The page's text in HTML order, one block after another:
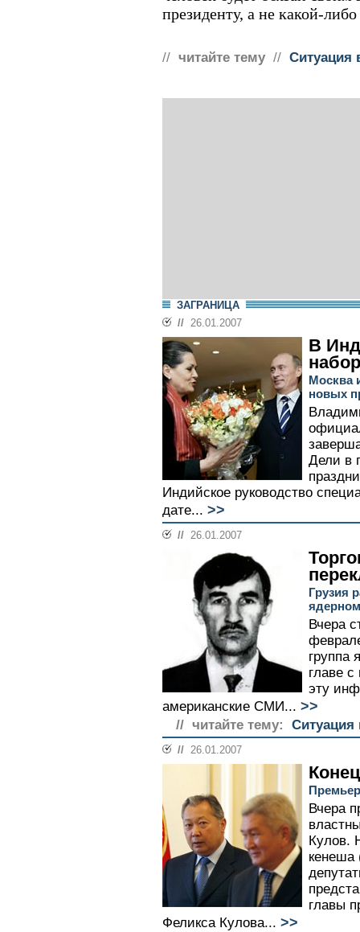
президенту, а не какой-
// читайте тему // Cитуация
ЗАГРАНИЦА
// 26.01.2007
В
Москва
новых
Дели в
Индийское руководство
дате... >>
// 26.01.2007
Грузия
Вчера
группа
главе
эту
американские СМИ... >>
// читайте тему: Ситуация
// 26.01.2007
Вчера
Кулов.
кенеша
главы
Феликса Кулова... >>